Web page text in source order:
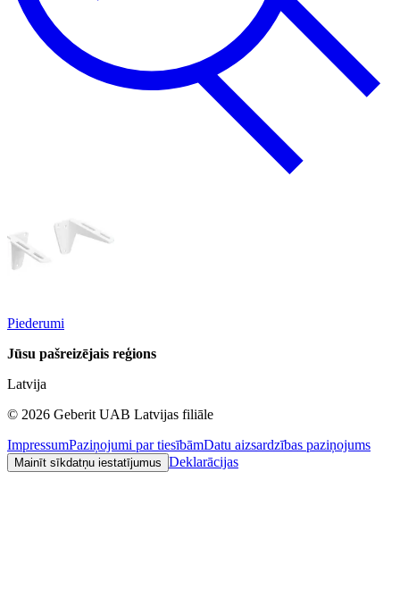
Piederumi
Jūsu pašreizējais reģions
Latvija
© 2026 Geberit UAB Latvijas filiāle
ImpressumPaziņojumi par tiesībāmDatu aizsardzības paziņojums
Mainīt sīkdatņu iestatījumus Deklarācijas